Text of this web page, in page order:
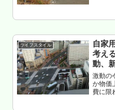
ライフスタイル
自家
考え
動、
いか
激動の
か物価
費に限